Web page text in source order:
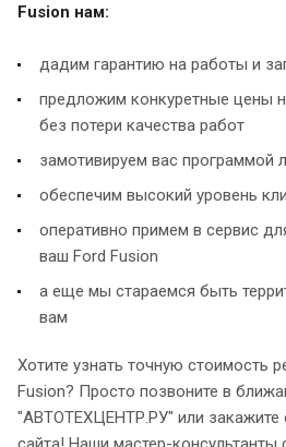
Fusion нам:
дадим гарантию на работы и
предложим конкуретные цены
без потери качества работ
замотивируем вас программой
обеспечим высокий уровень
оперативно примем в сервис
ваш Ford Fusion
а еще мы стараемся быть
вам
Хотите узнать точную стоимость
Fusion? Просто позвоните в
"АВТОТЕХЦЕНТР.РУ" или закажите